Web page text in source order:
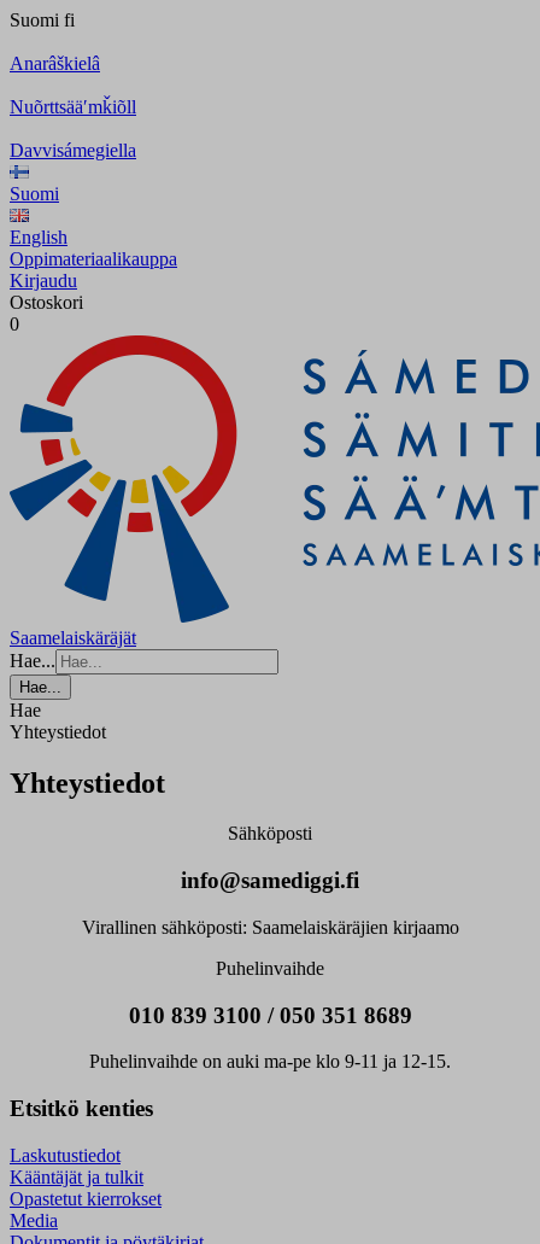
Suomi fi
Anarâškielâ
Nuõrttsääʹmǩiõll
Davvisámegiella
Suomi
English
Oppimateriaalikauppa
Kirjaudu
Ostoskori
0
Saamelaiskäräjät
Hae...
Hae...
Hae
Yhteystiedot
Yhteystiedot
Sähköposti
info@samediggi.fi
Virallinen sähköposti: Saamelaiskäräjien kirjaamo
Puhelinvaihde
010 839 3100 / 050 351 8689
Puhelinvaihde on auki ma-pe klo 9-11 ja 12-15.
Etsitkö kenties
Laskutustiedot
Kääntäjät ja tulkit
Opastetut kierrokset
Media